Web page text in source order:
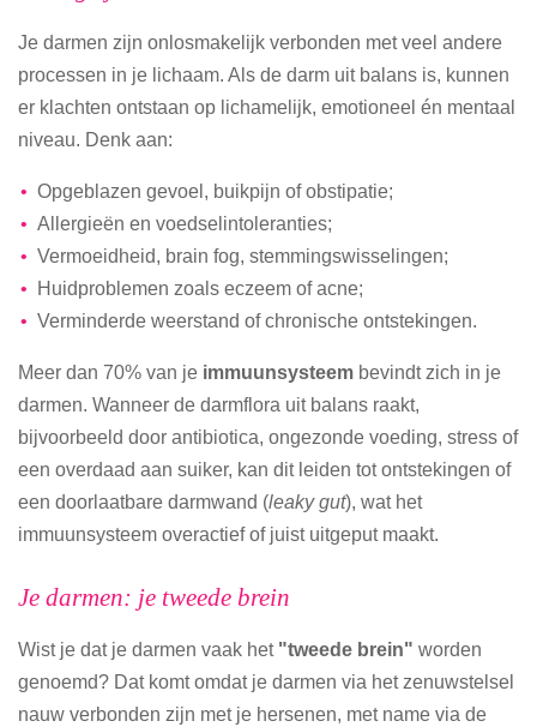
Je darmen zijn onlosmakelijk verbonden met veel andere
processen in je lichaam. Als de darm uit balans is, kunnen
er klachten ontstaan op lichamelijk, emotioneel én mentaal
niveau. Denk aan:
Opgeblazen gevoel, buikpijn of obstipatie;
Allergieën en voedselintoleranties;
Vermoeidheid, brain fog, stemmingswisselingen;
Huidproblemen zoals eczeem of acne;
Verminderde weerstand of chronische ontstekingen.
Meer dan 70% van je immuunsysteem bevindt zich in je
darmen. Wanneer de darmflora uit balans raakt,
bijvoorbeeld door antibiotica, ongezonde voeding, stress of
een overdaad aan suiker, kan dit leiden tot ontstekingen of
een doorlaatbare darmwand (leaky gut), wat het
immuunsysteem overactief of juist uitgeput maakt.
Je darmen: je tweede brein
Wist je dat je darmen vaak het "tweede brein" worden
genoemd? Dat komt omdat je darmen via het zenuwstelsel
nauw verbonden zijn met je hersenen, met name via de